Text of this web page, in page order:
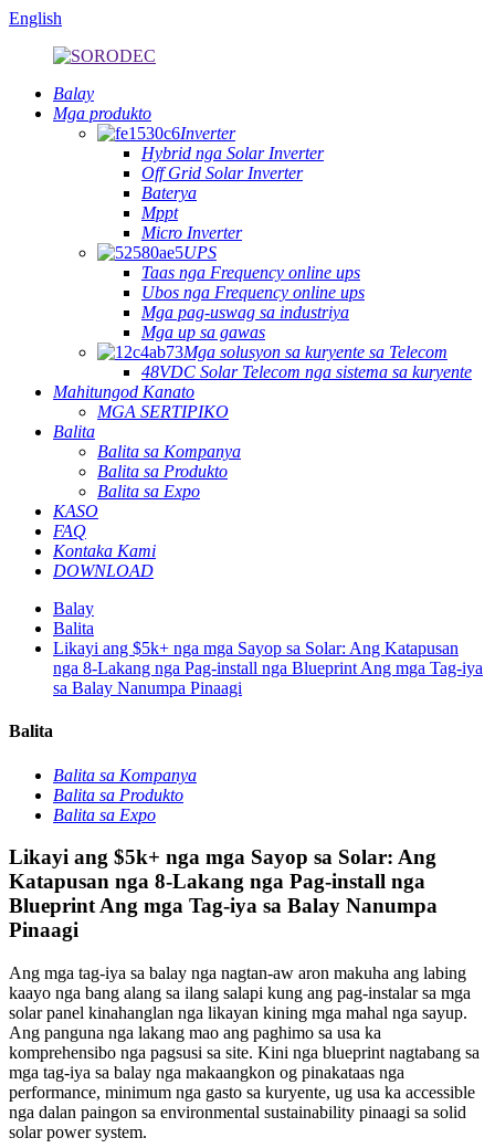
English
Balay
Mga produkto
Inverter
Hybrid nga Solar Inverter
Off Grid Solar Inverter
Baterya
Mppt
Micro Inverter
UPS
Taas nga Frequency online ups
Ubos nga Frequency online ups
Mga pag-uswag sa industriya
Mga up sa gawas
Mga solusyon sa kuryente sa Telecom
48VDC Solar Telecom nga sistema sa kuryente
Mahitungod Kanato
MGA SERTIPIKO
Balita
Balita sa Kompanya
Balita sa Produkto
Balita sa Expo
KASO
FAQ
Kontaka Kami
DOWNLOAD
Balay
Balita
Likayi ang $5k+ nga mga Sayop sa Solar: Ang Katapusan
nga 8-Lakang nga Pag-install nga Blueprint Ang mga Tag-iya
sa Balay Nanumpa Pinaagi
Balita
Balita sa Kompanya
Balita sa Produkto
Balita sa Expo
Likayi ang $5k+ nga mga Sayop sa Solar: Ang
Katapusan nga 8-Lakang nga Pag-install nga
Blueprint Ang mga Tag-iya sa Balay Nanumpa
Pinaagi
Ang mga tag-iya sa balay nga nagtan-aw aron makuha ang labing
kaayo nga bang alang sa ilang salapi kung ang pag-instalar sa mga
solar panel kinahanglan nga likayan kining mga mahal nga sayup.
Ang panguna nga lakang mao ang paghimo sa usa ka
komprehensibo nga pagsusi sa site. Kini nga blueprint nagtabang sa
mga tag-iya sa balay nga makaangkon og pinakataas nga
performance, minimum nga gasto sa kuryente, ug usa ka accessible
nga dalan paingon sa environmental sustainability pinaagi sa solid
solar power system.